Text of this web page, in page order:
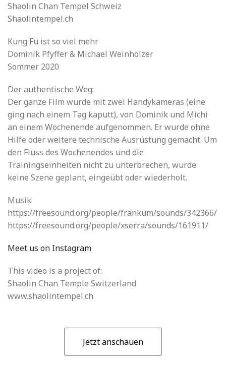
Shaolin Chan Tempel Schweiz
Shaolintempel.ch
Kung Fu ist so viel mehr
Dominik Pfyffer & Michael Weinholzer
Sommer 2020
Der authentische Weg:
Der ganze Film wurde mit zwei Handykameras (eine
ging nach einem Tag kaputt), von Dominik und Michi
an einem Wochenende aufgenommen. Er wurde ohne
Hilfe oder weitere technische Ausrüstung gemacht. Um
den Fluss des Wochenendes und die
Trainingseinheiten nicht zu unterbrechen, wurde
keine Szene geplant, eingeübt oder wiederholt.
Musik:
https://freesound.org/people/frankum/sounds/342366/
https://freesound.org/people/xserra/sounds/161911/
Meet us on Instagram
This video is a project of:
Shaolin Chan Temple Switzerland
www.shaolintempel.ch
Jetzt anschauen